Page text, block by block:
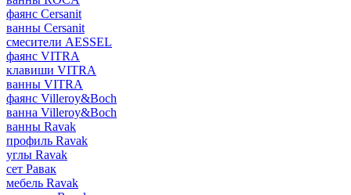
фаянс Cersanit
ванны Cersanit
смесители AESSEL
фаянс VITRA
клавиши VITRA
ванны VITRA
фаянс Villeroy&Boch
ванна Villeroy&Boch
ванны Ravak
профиль Ravak
углы Ravak
сет Равак
мебель Ravak